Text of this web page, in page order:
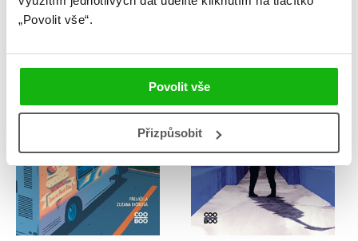
„Povolit vše“.
Povolit vše
Přizpůsobit